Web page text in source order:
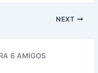
NEXT
6 AMIGOS